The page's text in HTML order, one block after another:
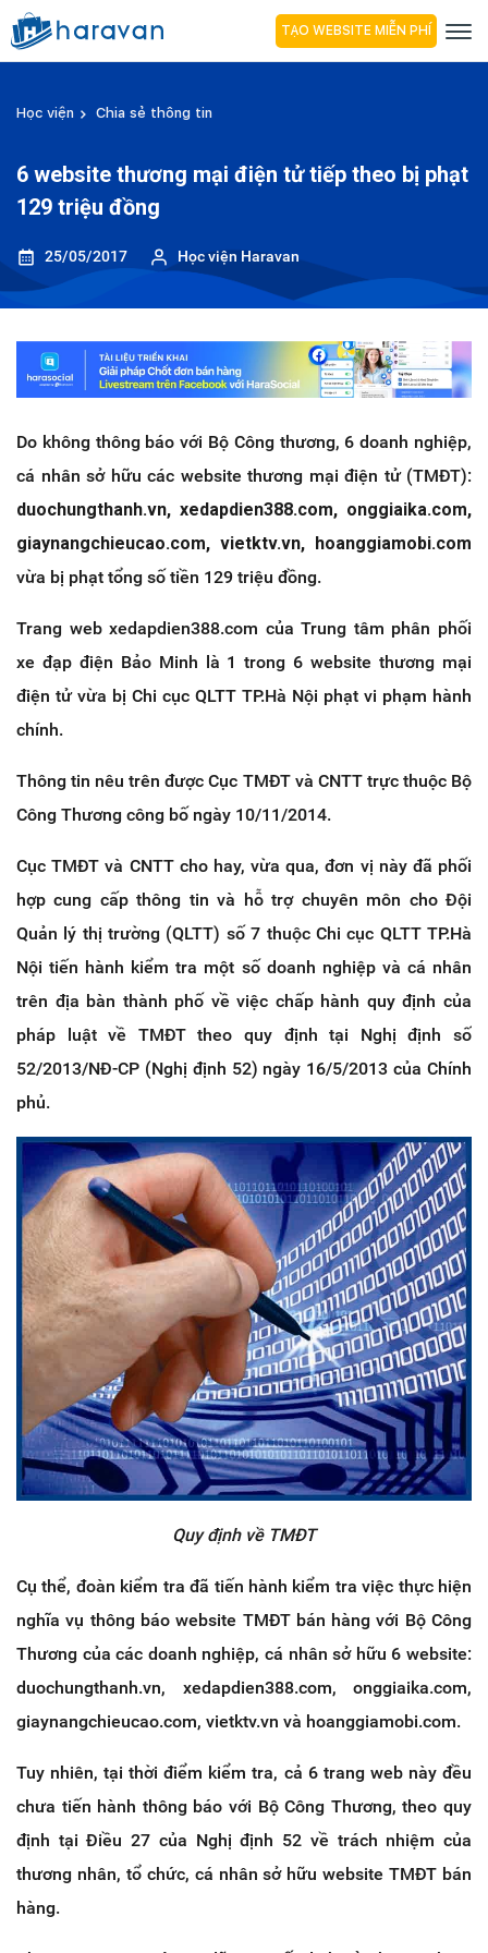
TẠO WEBSITE MIỄN PHÍ
Học viện Chia sẻ thông tin
6 website thương mại điện tử tiếp theo bị phạt
129 triệu đồng
25/05/2017 Học viện Haravan
Do không thông báo với Bộ Công thương, 6 doanh nghiệp,
cá nhân sở hữu các website thương mại điện tử (TMĐT):
duochungthanh.vn, xedapdien388.com, onggiaika.com,
giaynangchieucao.com, vietktv.vn, hoanggiamobi.com
vừa bị phạt tổng số tiền 129 triệu đồng.
Trang web xedapdien388.com của Trung tâm phân phối
xe đạp điện Bảo Minh là 1 trong 6 website thương mại
điện tử vừa bị Chi cục QLTT TP.Hà Nội phạt vi phạm hành
chính.
Thông tin nêu trên được Cục TMĐT và CNTT trực thuộc Bộ
Công Thương công bố ngày 10/11/2014.
Cục TMĐT và CNTT cho hay, vừa qua, đơn vị này đã phối
hợp cung cấp thông tin và hỗ trợ chuyên môn cho Đội
Quản lý thị trường (QLTT) số 7 thuộc Chi cục QLTT TP.Hà
Nội tiến hành kiểm tra một số doanh nghiệp và cá nhân
trên địa bàn thành phố về việc chấp hành quy định của
pháp luật về TMĐT theo quy định tại Nghị định số
52/2013/NĐ-CP (Nghị định 52) ngày 16/5/2013 của Chính
phủ.
Quy định về TMĐT
Cụ thể, đoàn kiểm tra đã tiến hành kiểm tra việc thực hiện
nghĩa vụ thông báo website TMĐT bán hàng với Bộ Công
Thương của các doanh nghiệp, cá nhân sở hữu 6 website:
duochungthanh.vn, xedapdien388.com, onggiaika.com,
giaynangchieucao.com, vietktv.vn và hoanggiamobi.com.
Tuy nhiên, tại thời điểm kiểm tra, cả 6 trang web này đều
chưa tiến hành thông báo với Bộ Công Thương, theo quy
định tại Điều 27 của Nghị định 52 về trách nhiệm của
thương nhân, tổ chức, cá nhân sở hữu website TMĐT bán
hàng.